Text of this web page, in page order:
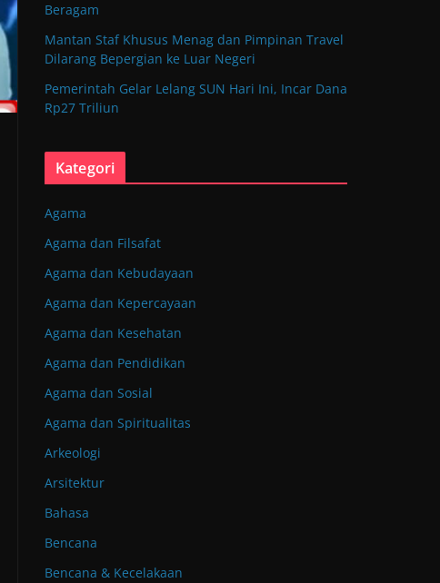
Beragam
Mantan Staf Khusus Menag dan Pimpinan Travel
Dilarang Bepergian ke Luar Negeri
Pemerintah Gelar Lelang SUN Hari Ini, Incar Dana
Rp27 Triliun
Kategori
Agama
Agama dan Filsafat
Agama dan Kebudayaan
Agama dan Kepercayaan
Agama dan Kesehatan
Agama dan Pendidikan
Agama dan Sosial
Agama dan Spiritualitas
Arkeologi
Arsitektur
Bahasa
Bencana
Bencana & Kecelakaan